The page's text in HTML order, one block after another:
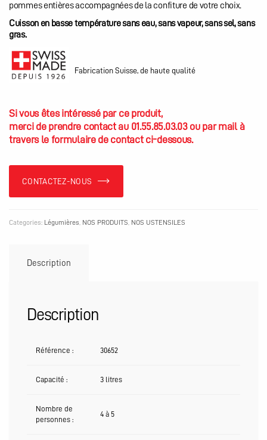
pommes entières accompagnées de la confiture de votre choix.
Cuisson en basse température sans eau, sans vapeur, sans sel, sans
gras.
Fabrication Suisse, de haute qualité
Si vous êtes intéressé par ce produit,
merci de prendre contact au 01.55.85.03.03 ou par mail à
travers le formulaire de contact ci-dessous.
CONTACTEZ-NOUS
Categories: Légumières NOS PRODUITS NOS USTENSILES
Description
Description
Référence : 30652
Capacité : 3 litres
Nombre de
personnes :
4 à 5